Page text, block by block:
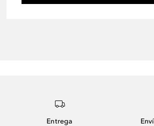
Entrega